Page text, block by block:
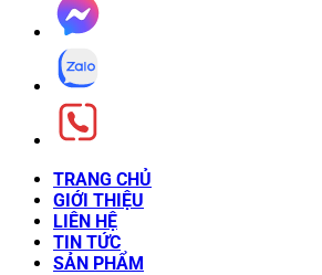
TRANG CHỦ
GIỚI THIỆU
LIÊN HỆ
TIN TỨC
SẢN PHẨM